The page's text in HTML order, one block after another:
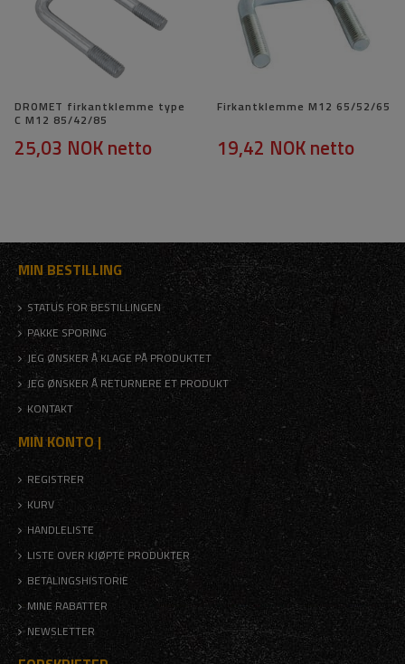
DROMET firkantklemme type
C M12 85/42/85
25,03 NOKnetto
Firkantklemme M12 65/52/65
19,42 NOKnetto
MIN BESTILLING
STATUS FOR BESTILLINGEN
PAKKE SPORING
JEG ØNSKER Å KLAGE PÅ PRODUKTET
JEG ØNSKER Å RETURNERE ET PRODUKT
KONTAKT
MIN KONTO |
REGISTRER
KURV
HANDLELISTE
LISTE OVER KJØPTE PRODUKTER
BETALINGSHISTORIE
MINE RABATTER
NEWSLETTER